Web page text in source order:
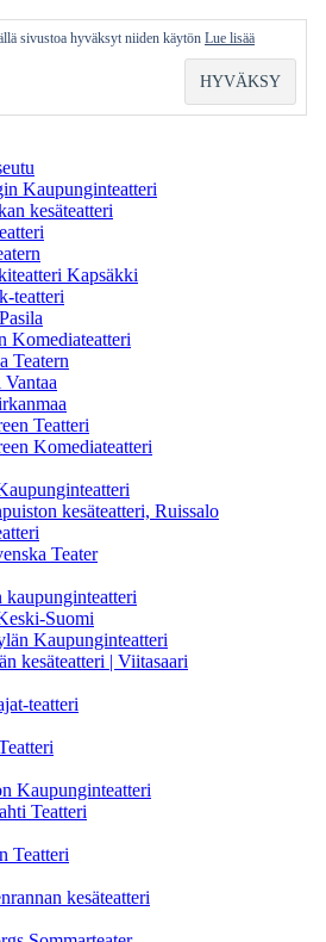
Kaupunginteatteri
kesäteatteri
Kapsäkki
teatteri
Komediateatteri
Teatern
Vantaa
Teatteri
Komediateatteri
kesäteatteri, Ruissalo
Teater
kaupunginteatteri
Suomi
Kaupunginteatteri
kesäteatteri | Viitasaari
teatteri
Kaupunginteatteri
Teatteri
Teatteri
kesäteatteri
sivustoa hyväksyt niiden käytön Lue lisää